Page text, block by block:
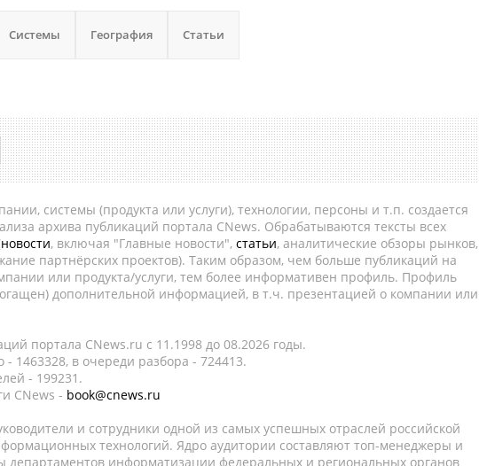
Системы География Статьи
системы (продукта или услуги), технологии, персоны и т.п. создается
архива публикаций портала CNews. Обрабатываются тексты всех
новости, включая "Главные новости", статьи, аналитические обзоры рынков,
партнёрских проектов). Таким образом, чем больше публикаций на
или продукта/услуги, тем более информативен профиль. Профиль
дополнительной информацией, в т.ч. презентацией о компании или
портала CNews.ru c 11.1998 до 08.2026 годы.
1463328, в очереди разбора - 724413.
- 199231.
CNews - book@cnews.ru
и сотрудники одной из самых успешных отраслей российской
технологий. Ядро аудитории составляют топ-менеджеры и
департаментов информатизации федеральных и региональных органов